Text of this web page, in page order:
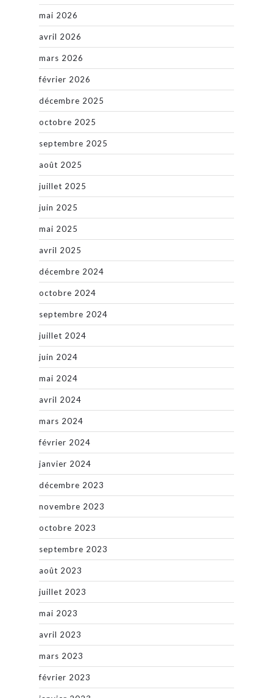
mai 2026
avril 2026
mars 2026
février 2026
décembre 2025
octobre 2025
septembre 2025
août 2025
juillet 2025
juin 2025
mai 2025
avril 2025
décembre 2024
octobre 2024
septembre 2024
juillet 2024
juin 2024
mai 2024
avril 2024
mars 2024
février 2024
janvier 2024
décembre 2023
novembre 2023
octobre 2023
septembre 2023
août 2023
juillet 2023
mai 2023
avril 2023
mars 2023
février 2023